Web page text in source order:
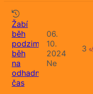
Žabí
běh
podzimní,
běh
na
odhadnutý
čas
06.
10.
2024
Ne
3